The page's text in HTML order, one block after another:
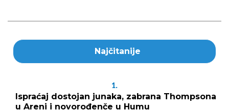
Najčitanije
1.
Ispraćaj dostojan junaka, zabrana Thompsona
u Areni i novorođenče u Humu